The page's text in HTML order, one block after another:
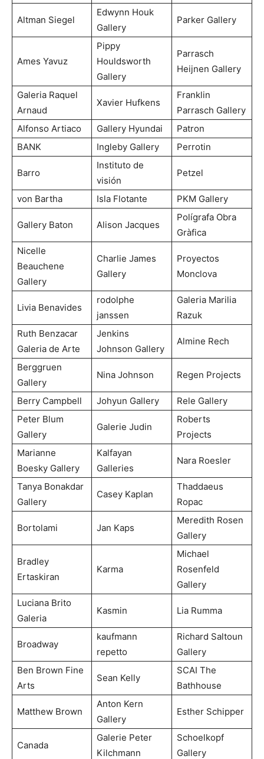
Altman Siegel
Edwynn Houk
Gallery
Parker Gallery
Ames Yavuz
Pippy
Houldsworth
Gallery
Parrasch
Heijnen Gallery
Galeria Raquel
Arnaud
Xavier Hufkens
Franklin
Parrasch Gallery
Alfonso Artiaco
Gallery Hyundai
Patron
BANK
Ingleby Gallery Perrotin
Barro
Instituto de
visión
Petzel
von Bartha Isla Flotante PKM Gallery
Gallery Baton Alison Jacques
Polígrafa Obra
Gràfica
Nicelle
Beauchene
Gallery
Charlie James
Gallery
Proyectos
Monclova
Livia Benavides
rodolphe
janssen
Galeria Marilia
Razuk
Ruth Benzacar
Galeria de Arte
Jenkins
Johnson Gallery
Almine Rech
Berggruen
Gallery
Nina Johnson Regen Projects
Berry Campbell Johyun Gallery
Rele Gallery
Peter Blum
Gallery
Galerie Judin
Roberts
Projects
Marianne
Boesky Gallery
Kalfayan
Galleries
Nara Roesler
Tanya Bonakdar
Gallery
Casey Kaplan
Thaddaeus
Ropac
Bortolami Jan Kaps
Meredith Rosen
Gallery
Bradley
Ertaskiran
Karma
Michael
Rosenfeld
Gallery
Luciana Brito
Galeria
Kasmin Lia Rumma
Broadway
kaufmann
repetto
Richard Saltoun
Gallery
Ben Brown Fine
Arts
Sean Kelly
SCAI The
Bathhouse
Matthew Brown
Anton Kern
Gallery
Esther Schipper
Canada
Galerie Peter
Kilchmann
Schoelkopf
Gallery